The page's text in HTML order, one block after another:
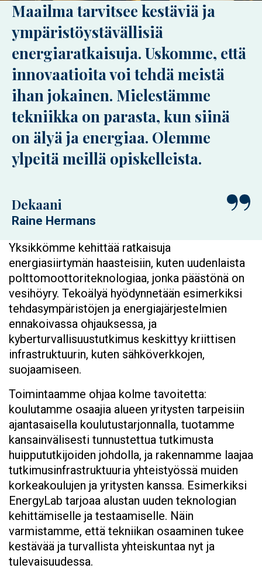
Maailma tarvitsee kestäviä ja
ympäristöystävällisiä
energiaratkaisuja. Uskomme, että
innovaatioita voi tehdä meistä
ihan jokainen. Mielestämme
tekniikka on parasta, kun siinä
on älyä ja energiaa. Olemme
ylpeitä meillä opiskelleista.
Dekaani
Raine Hermans
Yksikkömme kehittää ratkaisuja
energiasiirtymän haasteisiin, kuten uudenlaista
polttomoottoriteknologiaa, jonka päästönä on
vesihöyry. Tekoälyä hyödynnetään esimerkiksi
tehdasympäristöjen ja energiajärjestelmien
ennakoivassa ohjauksessa, ja
kyberturvallisuustutkimus keskittyy kriittisen
infrastruktuurin, kuten sähköverkkojen,
suojaamiseen.
Toimintaamme ohjaa kolme tavoitetta:
koulutamme osaajia alueen yritysten tarpeisiin
ajantasaisella koulutustarjonnalla, tuotamme
kansainvälisesti tunnustettua tutkimusta
huippututkijoiden johdolla, ja rakennamme laajaa
tutkimusinfrastruktuuria yhteistyössä muiden
korkeakoulujen ja yritysten kanssa. Esimerkiksi
EnergyLab tarjoaa alustan uuden teknologian
kehittämiselle ja testaamiselle. Näin
varmistamme, että tekniikan osaaminen tukee
kestävää ja turvallista yhteiskuntaa nyt ja
tulevaisuudessa.